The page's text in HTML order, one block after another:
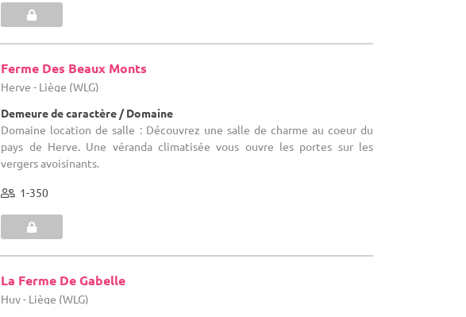
Ferme Des Beaux Monts
Herve - Liège (WLG)
Demeure de caractère / Domaine
Domaine location de salle : Découvrez une salle de charme au coeur du
pays de Herve. Une véranda climatisée vous ouvre les portes sur les
vergers avoisinants.
1-350
La Ferme De Gabelle
Huy - Liège (WLG)